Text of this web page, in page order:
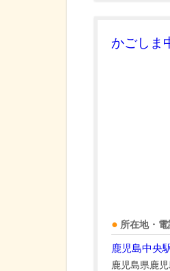
かごしま
所在地・
鹿児島中央
鹿児島県鹿